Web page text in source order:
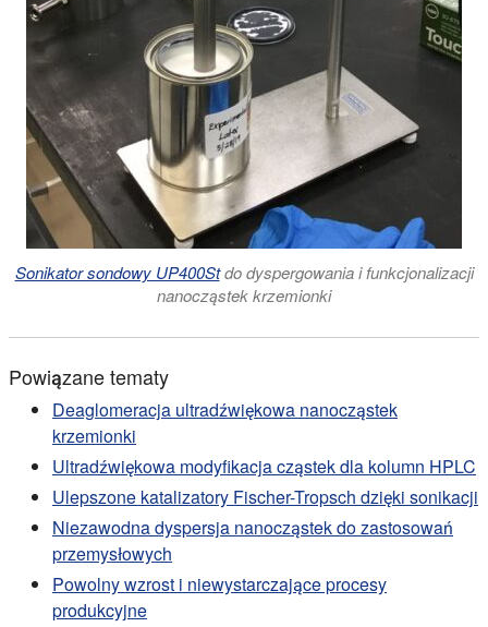
Sonikator sondowy UP400Stdo dyspergowania i funkcjonalizacji
nanocząstek krzemionki
Powiązane tematy
Deaglomeracja ultradźwiękowa nanocząstek
krzemionki
Ultradźwiękowa modyfikacja cząstek dla kolumn HPLC
Ulepszone katalizatory Fischer-Tropsch dzięki sonikacji
Niezawodna dyspersja nanocząstek do zastosowań
przemysłowych
Powolny wzrost i niewystarczające procesy
produkcyjne